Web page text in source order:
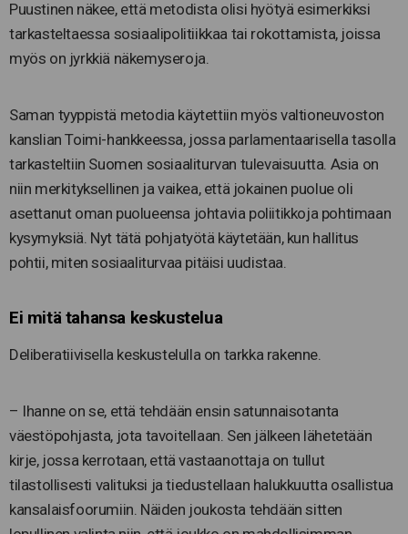
Puustinen näkee, että metodista olisi hyötyä esimerkiksi
tarkasteltaessa sosiaalipolitiikkaa tai rokottamista, joissa
myös on jyrkkiä näkemyseroja.
Saman tyyppistä metodia käytettiin myös valtioneuvoston
kanslian Toimi-hankkeessa, jossa parlamentaarisella tasolla
tarkasteltiin Suomen sosiaaliturvan tulevaisuutta. Asia on
niin merkityksellinen ja vaikea, että jokainen puolue oli
asettanut oman puolueensa johtavia poliitikkoja pohtimaan
kysymyksiä. Nyt tätä pohjatyötä käytetään, kun hallitus
pohtii, miten sosiaaliturvaa pitäisi uudistaa.
Ei mitä tahansa keskustelua
Deliberatiivisella keskustelulla on tarkka rakenne.
– Ihanne on se, että tehdään ensin satunnaisotanta
väestöpohjasta, jota tavoitellaan. Sen jälkeen lähetetään
kirje, jossa kerrotaan, että vastaanottaja on tullut
tilastollisesti valituksi ja tiedustellaan halukkuutta osallistua
kansalaisfoorumiin. Näiden joukosta tehdään sitten